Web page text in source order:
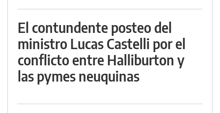
El contundente posteo del
ministro Lucas Castelli por el
conflicto entre Halliburton y
las pymes neuquinas